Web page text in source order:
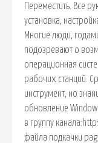
Переместить. Все
установка,
Многие люди,
подозревают о
операционная
рабочих станций.
инструмент, но
обновление
в группу
файла подкачки